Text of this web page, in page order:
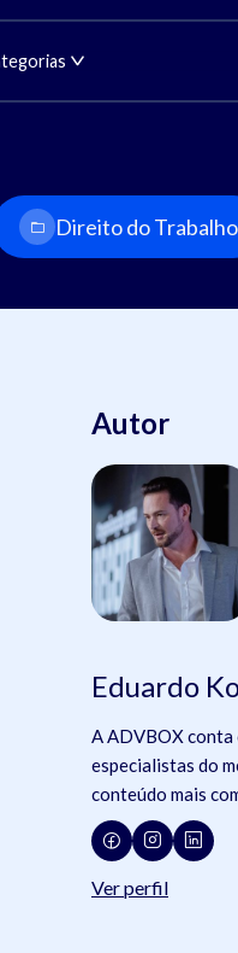
Direito do Trabalho
Autor
Eduardo
A ADVBOX conta
especialistas do
conteúdo mais
jurídico,
Ver perfil